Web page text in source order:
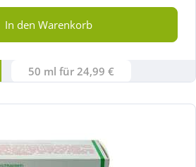
In den Warenkorb
50 ml für 24,99 €